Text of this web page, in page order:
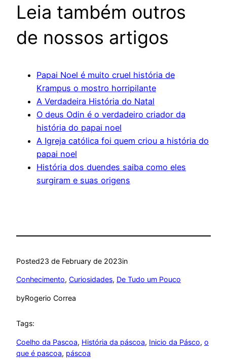
Leia também outros
de nossos artigos
Papai Noel é muito cruel história de
Krampus o mostro horripilante
A Verdadeira História do Natal
O deus Odin é o verdadeiro criador da
história do papai noel
A Igreja católica foi quem criou a história do
papai noel
História dos duendes saiba como eles
surgiram e suas origens
Posted23 de February de 2023in
Conhecimento, Curiosidades, De Tudo um Pouco
byRogerio Correa
Tags:
Coelho da Pascoa, História da páscoa, Inicio da Pásco, o
que é pascoa, páscoa